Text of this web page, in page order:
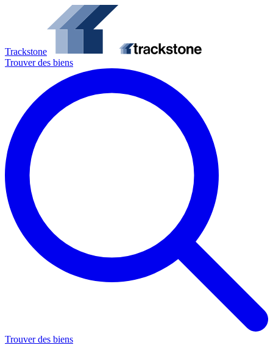
Trackstone
Trouver des biens
Trouver des biens